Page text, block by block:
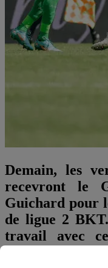
Demain, les
recevront le
Guichard pour
de ligue 2
travail avec
Lignon,